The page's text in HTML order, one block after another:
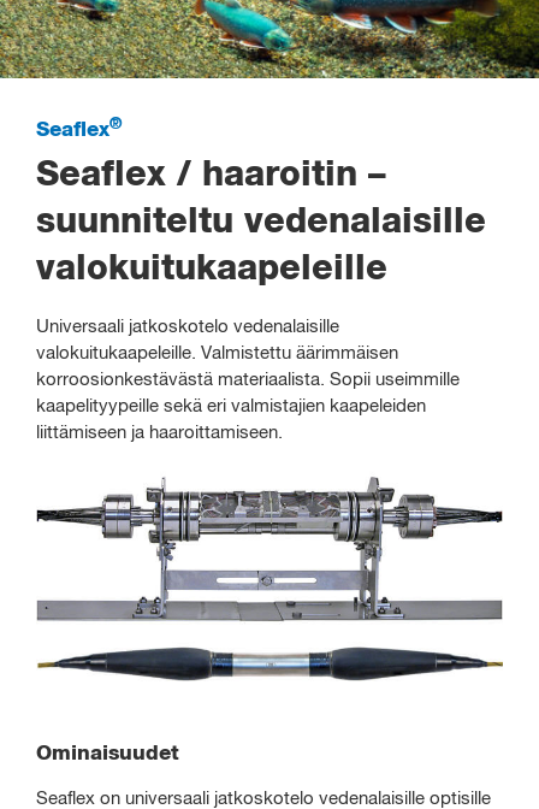
Seaflex®
Seaflex / haaroitin –
suunniteltu vedenalaisille
valokuitukaapeleille
Universaali jatkoskotelo vedenalaisille
valokuitukaapeleille. Valmistettu äärimmäisen
korroosionkestävästä materiaalista. Sopii useimmille
kaapelityypeille sekä eri valmistajien kaapeleiden
liittämiseen ja haaroittamiseen.
Ominaisuudet
Seaflex on universaali jatkoskotelo vedenalaisille optisille